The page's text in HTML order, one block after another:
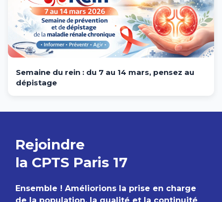
Semaine du rein : du 7 au 14 mars, pensez au
dépistage
Rejoindre
la CPTS Paris 17
Ensemble ! Améliorions la prise en charge